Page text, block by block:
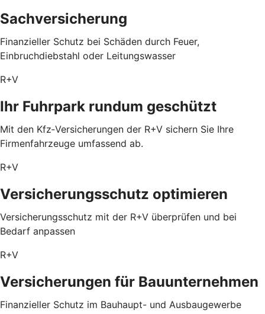
Sachversicherung
Finanzieller Schutz bei Schäden durch Feuer,
Einbruchdiebstahl oder Leitungswasser
R+V
Ihr Fuhrpark rundum geschützt
Mit den Kfz‑Versicherungen der R+V sichern Sie Ihre
Firmenfahrzeuge umfassend ab.
R+V
Versicherungsschutz optimieren
Versicherungsschutz mit der R+V überprüfen und bei
Bedarf anpassen
R+V
Versicherungen für Bauunternehmen
Finanzieller Schutz im Bauhaupt- und Ausbaugewerbe